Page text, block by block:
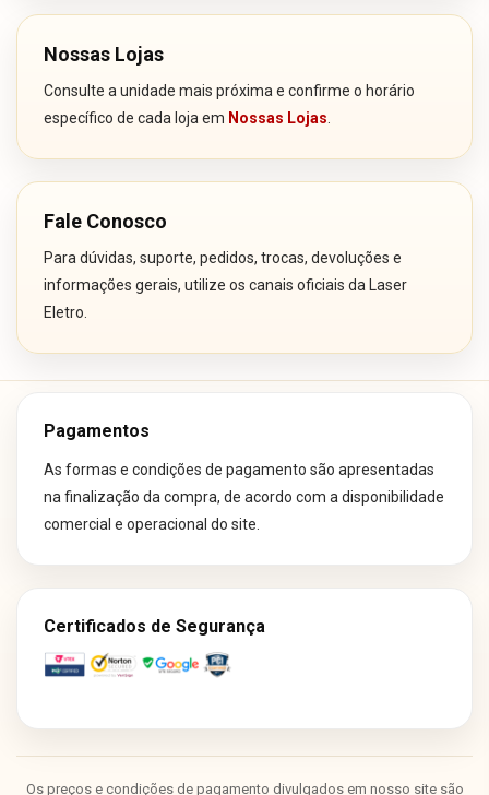
Nossas Lojas
Consulte a unidade mais próxima e confirme o horário
específico de cada loja em Nossas Lojas
Fale Conosco
Para dúvidas, suporte, pedidos, trocas, devoluções e
informações gerais, utilize os canais oficiais da Laser
Eletro.
Pagamentos
As formas e condições de pagamento são apresentadas
na finalização da compra, de acordo com a disponibilidade
comercial e operacional do site.
Certificados de Segurança
Os preços e condições de pagamento divulgados em nosso site são